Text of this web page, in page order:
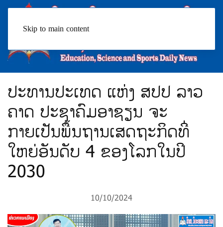
Skip to main content
ປະທານປະເທດ ແຫ່ງ ສປປ ລາວ
ຄາດ ປະຊາຄົມອາຊຽນ ຈະ
ກາຍເປັນພື້ນຖານເສດຖະກິດທີ່
ໃຫຍ່ອັນດັບ 4 ຂອງໂລກໃນປີ
2030
10/10/2024